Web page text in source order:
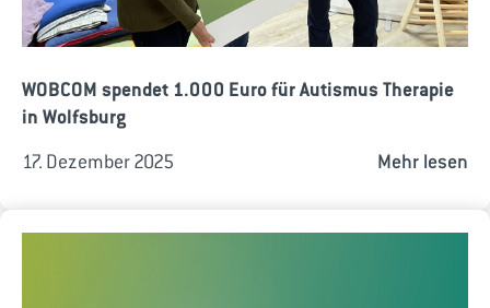
WOBCOM spendet 1.000 Euro für Autismus Therapie
in Wolfsburg
17. Dezember 2025 Mehr lesen